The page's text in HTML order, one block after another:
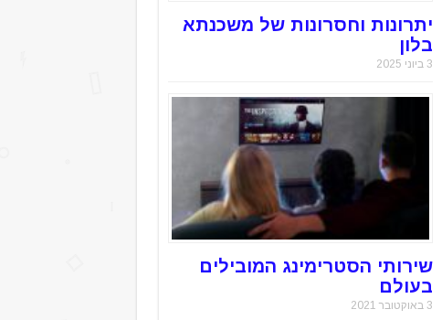
יתרונות וחסרונות של משכנתא
בלון
3 ביוני 2025
שירותי הסטרימינג המובילים
בעולם
3 באוקטובר 2021